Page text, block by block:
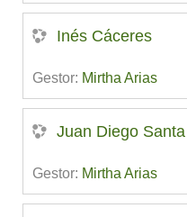
Inés Cáceres
Gestor: Mirtha Arias
Juan Diego
Gestor: Mirtha Arias